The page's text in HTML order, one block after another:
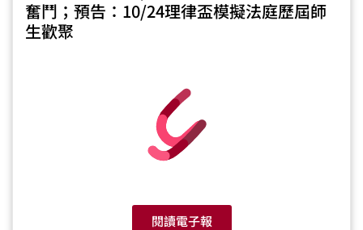
奮鬥；預告：10/24理律盃模擬法庭歷屆師
生歡聚
閱讀電子報